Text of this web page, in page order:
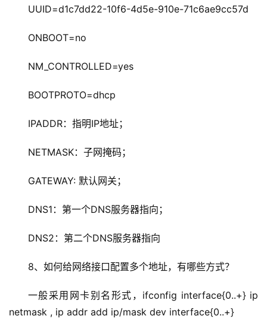
UUID=d1c7dd22-10f6-4d5e-910e-71c6ae9cc57d
ONBOOT=no
NM_CONTROLLED=yes
BOOTPROTO=dhcp
IPADDR：指明IP地址；
NETMASK：子网掩码；
GATEWAY: 默认网关；
DNS1：第一个DNS服务器指向；
DNS2：第二个DNS服务器指向
8、如何给网络接口配置多个地址，有哪些方式？
一般采用网卡别名形式，ifconfig interface{0..+} ip
netmask , ip addr add ip/mask dev interface{0..+}